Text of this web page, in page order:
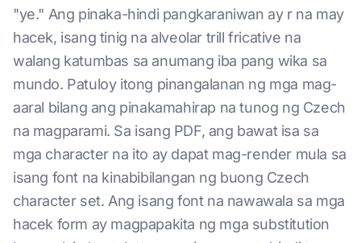
"ye." Ang pinaka-hindi pangkaraniwan ay r na may
hacek, isang tinig na alveolar trill fricative na
walang katumbas sa anumang iba pang wika sa
mundo. Patuloy itong pinangalanan ng mga mag-
aaral bilang ang pinakamahirap na tunog ng Czech
na magparami. Sa isang PDF, ang bawat isa sa
mga character na ito ay dapat mag-render mula sa
isang font na kinabibilangan ng buong Czech
character set. Ang isang font na nawawala sa mga
hacek form ay magpapakita ng mga substitution